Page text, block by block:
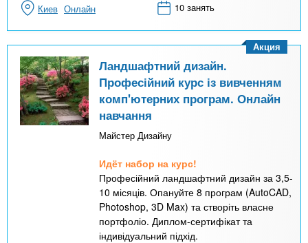
Киев Онлайн 10 занять
Ландшафтний дизайн.
Професійний курс із вивченням
комп'ютерних програм. Онлайн
навчання
Майстер Дизайну
Идёт набор на курс!
Професійний ландшафтний дизайн за 3,5-
10 місяців. Опануйте 8 програм (AutoCAD,
Photoshop, 3D Max) та створіть власне
портфоліо. Диплом-сертифікат та
індивідуальний підхід.
Акция